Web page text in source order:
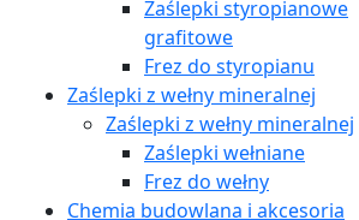
Zaślepki styropianowe
grafitowe
Frez do styropianu
Zaślepki z wełny mineralnej
Zaślepki z wełny mineralnej
Zaślepki wełniane
Frez do wełny
Chemia budowlana i akcesoria